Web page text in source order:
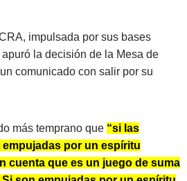
impulsada por sus bases
la decisión de la Mesa de
comunicado con salir por su
más temprano que “si las
por un espíritu
cuenta que es un juego de suma